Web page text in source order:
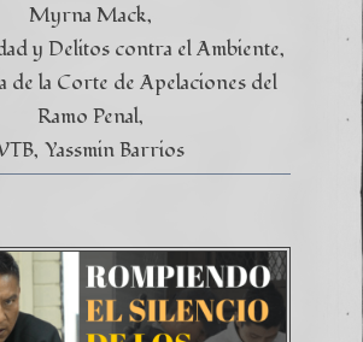
Myrna Mack
y Delitos contra el Ambiente
de la Corte de Apelaciones del
Ramo Penal
Yassmin Barrios